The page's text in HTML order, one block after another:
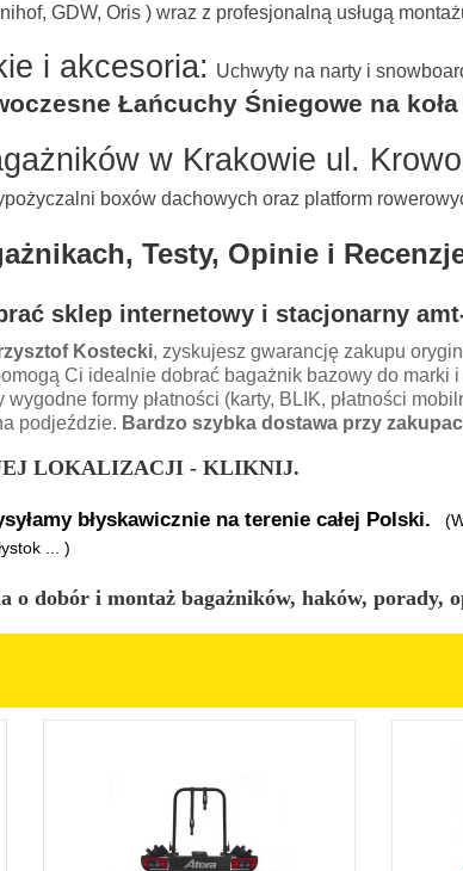
GDW, Oris ) wraz z profesjonalną usługą
i akcesoria: Uchwyty na narty i
Łańcuchy Śniegowe na
w Krakowie ul.
boxów dachowych oraz platform
Testy, Opinie i
sklep internetowy i stacjonarny
Kostecki, zyskujesz gwarancję zakupu
Ci idealnie dobrać bagażnik bazowy do marki
wygodne formy płatności (karty, BLIK, płatności
podjeździe. Bardzo szybka dostawa przy
LOKALIZACJI - KLIKNIJ.
błyskawicznie na terenie całej Polski.
... )
o dobór i montaż bagażników, haków, porady,